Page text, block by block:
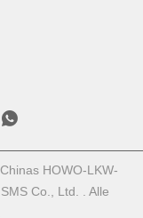
HOWO-LKW-
Co., Ltd. . Alle